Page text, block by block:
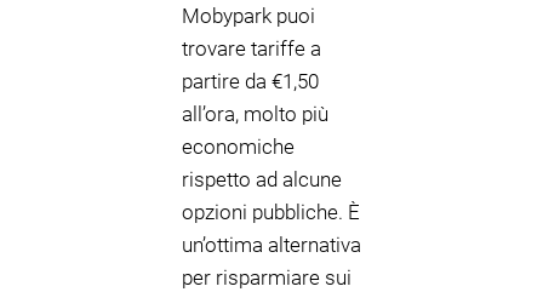
Mobypark puoi
trovare tariffe a
partire da €1,50
all’ora, molto più
economiche
rispetto ad alcune
opzioni pubbliche. È
un’ottima alternativa
per risparmiare sui